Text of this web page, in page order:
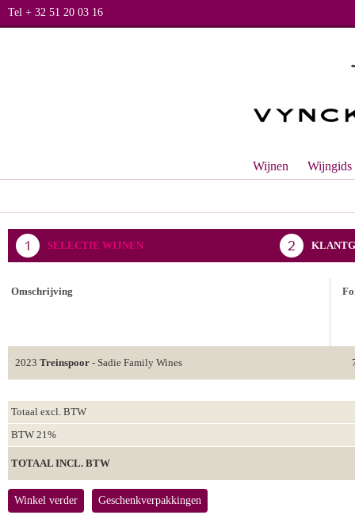
Tel + 32 51 20 03 16
Wijnen Wijngids
SELECTIE WIJNEN
Omschrijving
2023 Treinspoor - Sadie Family Wines
Totaal excl. BTW
BTW 21%
TOTAAL INCL. BTW
Winkel verder Geschenkverpakkingen